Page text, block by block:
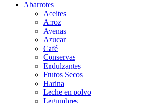
Abarrotes
Aceites
Arroz
Avenas
Azucar
Café
Conservas
Endulzantes
Frutos Secos
Harina
Leche en polvo
Legumbres